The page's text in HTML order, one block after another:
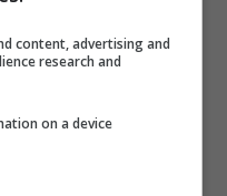
mi basta” (Foto Ansa)
content, advertising and
research and
on a device